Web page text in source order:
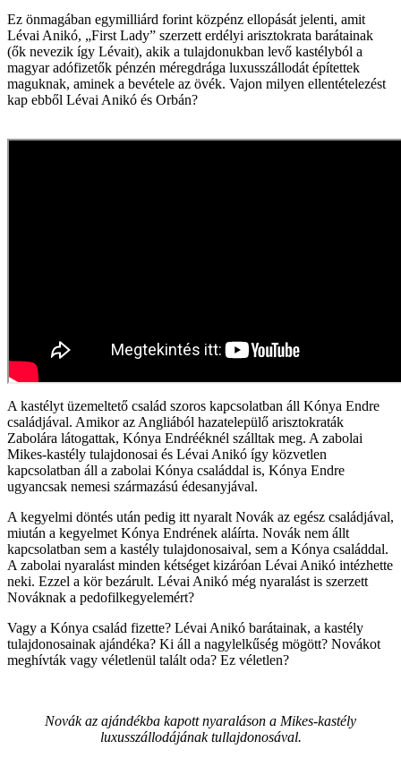
Ez önmagában egymilliárd forint közpénz ellopását jelenti, amit
Lévai Anikó, „First Lady” szerzett erdélyi arisztokrata barátainak
(ők nevezik így Lévait), akik a tulajdonukban levő kastélyból a
magyar adófizetők pénzén méregdrága luxusszállodát építettek
maguknak, aminek a bevétele az övék. Vajon milyen ellentételezést
kap ebből Lévai Anikó és Orbán?
A kastélyt üzemeltető család szoros kapcsolatban áll Kónya Endre
családjával. Amikor az Angliából hazatelepülő arisztokraták
Zabolára látogattak, Kónya Endrééknél szálltak meg. A zabolai
Mikes-kastély tulajdonosai és Lévai Anikó így közvetlen
kapcsolatban áll a zabolai Kónya családdal is, Kónya Endre
ugyancsak nemesi származású édesanyjával.
A kegyelmi döntés után pedig itt nyaralt Novák az egész családjával,
miután a kegyelmet Kónya Endrének aláírta. Novák nem állt
kapcsolatban sem a kastély tulajdonosaival, sem a Kónya családdal.
A zabolai nyaralást minden kétséget kizáróan Lévai Anikó intézhette
neki. Ezzel a kör bezárult. Lévai Anikó még nyaralást is szerzett
Nováknak a pedofilkegyelemért?
Vagy a Kónya család fizette? Lévai Anikó barátainak, a kastély
tulajdonosainak ajándéka? Ki áll a nagylelkűség mögött? Novákot
meghívták vagy véletlenül talált oda? Ez véletlen?
Novák az ajándékba kapott nyaraláson a Mikes-kastély
luxusszállodájának tullajdonosával.